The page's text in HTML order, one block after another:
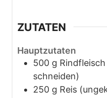
ZUTATEN
Hauptzutaten
500 g
schneiden)
250 g Reis